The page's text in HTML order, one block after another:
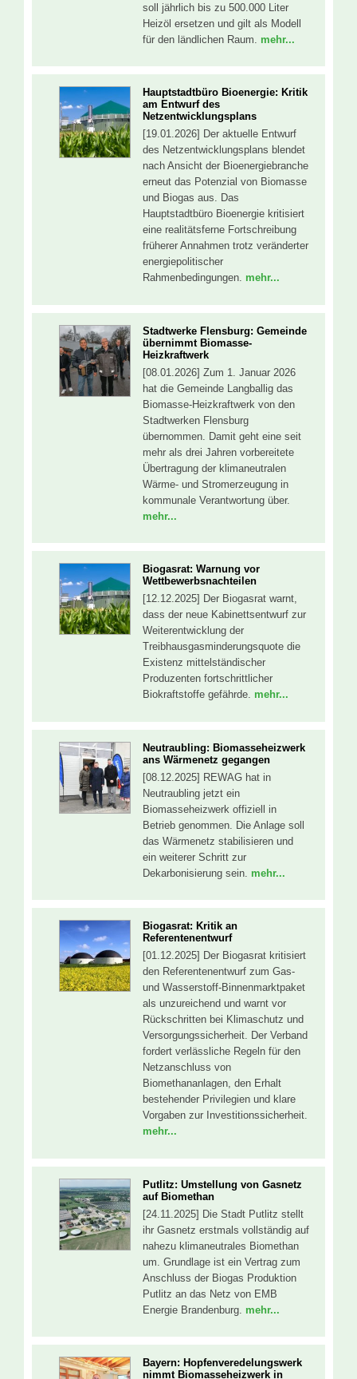
soll jährlich bis zu 500.000 Liter
Heizöl ersetzen und gilt als Modell
für den ländlichen Raum. mehr...
Hauptstadtbüro Bioenergie: Kritik
am Entwurf des
Netzentwicklungsplans
[19.01.2026] Der aktuelle Entwurf
des Netzentwicklungsplans blendet
nach Ansicht der Bioenergiebranche
erneut das Potenzial von Biomasse
und Biogas aus. Das
Hauptstadtbüro Bioenergie kritisiert
eine realitätsferne Fortschreibung
früherer Annahmen trotz veränderter
energiepolitischer
Rahmenbedingungen. mehr...
Stadtwerke Flensburg: Gemeinde
übernimmt Biomasse-
Heizkraftwerk
[08.01.2026] Zum 1. Januar 2026
hat die Gemeinde Langballig das
Biomasse-Heizkraftwerk von den
Stadtwerken Flensburg
übernommen. Damit geht eine seit
mehr als drei Jahren vorbereitete
Übertragung der klimaneutralen
Wärme- und Stromerzeugung in
kommunale Verantwortung über.
mehr...
Biogasrat: Warnung vor
Wettbewerbsnachteilen
[12.12.2025] Der Biogasrat warnt,
dass der neue Kabinettsentwurf zur
Weiterentwicklung der
Treibhausgasminderungsquote die
Existenz mittelständischer
Produzenten fortschrittlicher
Biokraftstoffe gefährde. mehr...
Neutraubling: Biomasseheizwerk
ans Wärmenetz gegangen
[08.12.2025] REWAG hat in
Neutraubling jetzt ein
Biomasseheizwerk offiziell in
Betrieb genommen. Die Anlage soll
das Wärmenetz stabilisieren und
ein weiterer Schritt zur
Dekarbonisierung sein. mehr...
Biogasrat: Kritik an
Referentenentwurf
[01.12.2025] Der Biogasrat kritisiert
den Referentenentwurf zum Gas-
und Wasserstoff-Binnenmarktpaket
als unzureichend und warnt vor
Rückschritten bei Klimaschutz und
Versorgungssicherheit. Der Verband
fordert verlässliche Regeln für den
Netzanschluss von
Biomethananlagen, den Erhalt
bestehender Privilegien und klare
Vorgaben zur Investitionssicherheit.
mehr...
Putlitz: Umstellung von Gasnetz
auf Biomethan
[24.11.2025] Die Stadt Putlitz stellt
ihr Gasnetz erstmals vollständig auf
nahezu klimaneutrales Biomethan
um. Grundlage ist ein Vertrag zum
Anschluss der Biogas Produktion
Putlitz an das Netz von EMB
Energie Brandenburg. mehr...
Bayern: Hopfenveredelungswerk
nimmt Biomasseheizwerk in